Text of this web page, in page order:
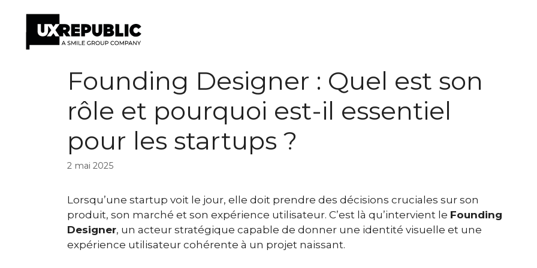
Founding Designer : Quel est son
rôle et pourquoi est-il essentiel
pour les startups ?
2 mai 2025
Lorsqu’une startup voit le jour, elle doit prendre des décisions cruciales sur son
produit, son marché et son expérience utilisateur. C’est là qu’intervient le Founding
Designer, un acteur stratégique capable de donner une identité visuelle et une
expérience utilisateur cohérente à un projet naissant.